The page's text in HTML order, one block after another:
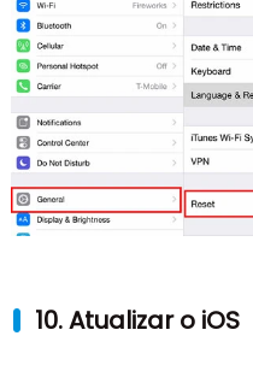
10. Atualizar o iOS